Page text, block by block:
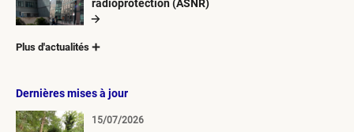
radioprotection (ASNR)
Plus d'actualités
Dernières mises à jour
15/07/2026